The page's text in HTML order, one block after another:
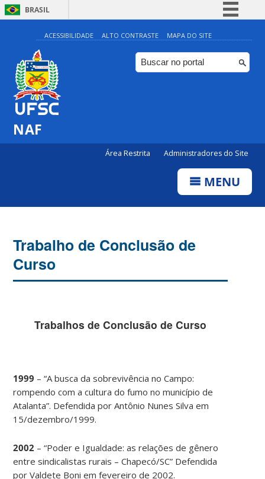
BRASIL
Simplifique!
Comunica BR
Participe
ACESSIBILIDADE ALTO CONTRASTE MAPA DO SITE
NAF
Área Restrita Administradores do Site
MENU
Trabalho de Conclusão de
Curso
Trabalhos de Conclusão de Curso
1999 – “A busca da sobrevivência no Campo:
rompendo com a cultura do fumo no município de
Atalanta”. Defendida por Antônio Nunes Silva em
15/dezembro/1999.
2002 – “Poder e Igualdade: as relações de gênero
entre sindicalistas rurais – Chapecó/SC” Defendida
por Valdete Boni em fevereiro de 2002.